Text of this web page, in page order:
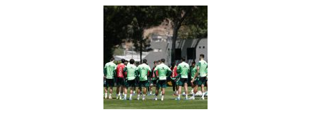
lanza
LISTA
OFICIAL
para
el
Mundial